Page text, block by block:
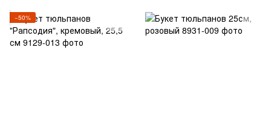
−50%